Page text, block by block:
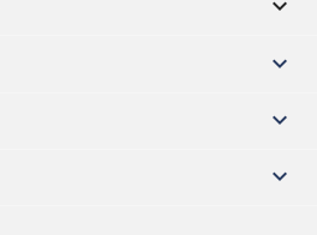
keyboard_arrow_down


